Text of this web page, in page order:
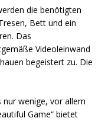
die benötigten
Bett und ein
Das
Videoleinwand
begeistert zu. Die
wenige, vor allem
Game“ bietet